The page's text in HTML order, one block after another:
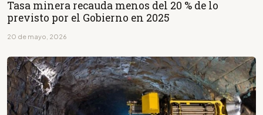
Tasa minera recauda menos del 20 % de lo
previsto por el Gobierno en 2025
20 de mayo, 2026